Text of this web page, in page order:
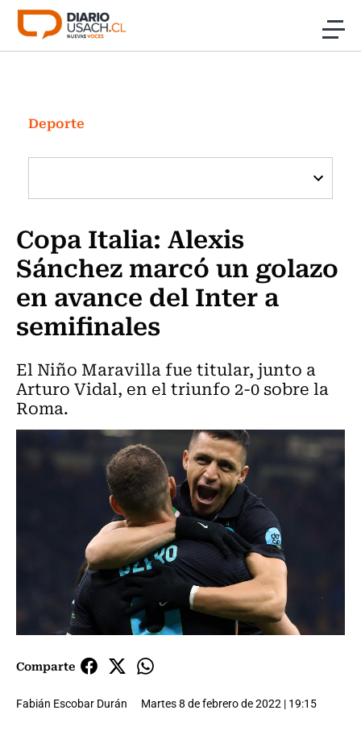
Click acá para ir directamente al contenido
Investigación
Cultura
Programas Radio y TV Usach
Deporte
Copa Italia: Alexis
Sánchez marcó un golazo
en avance del Inter a
semifinales
El Niño Maravilla fue titular, junto a
Arturo Vidal, en el triunfo 2-0 sobre la
Roma.
Comparte
Fabián Escobar Durán Martes 8 de febrero de 2022 | 19:15